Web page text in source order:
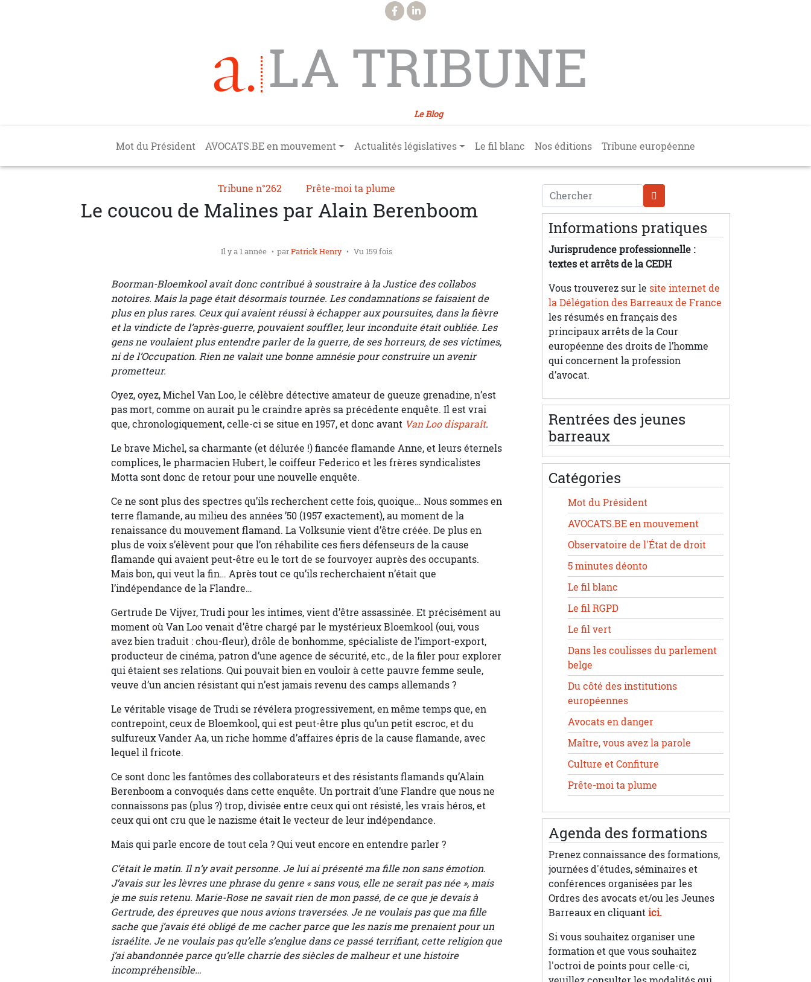
LA TRIBUNE
Le Blog
Main navigation
Mot du Président AVOCATS.BE en mouvement Actualités législatives Le fil blanc Nos éditions Tribune européenne
Tribune n°262 Prête-moi ta plume
Le coucou de Malines par Alain Berenboom
Il y a 1 année parPatrick Henry Vu 159 fois
Boorman-Bloemkool avait donc contribué à soustraire à la Justice des collabos
notoires. Mais la page était désormais tournée. Les condamnations se faisaient de
plus en plus rares. Ceux qui avaient réussi à échapper aux poursuites, dans la fièvre
et la vindicte de l’après-guerre, pouvaient souffler, leur inconduite était oubliée. Les
gens ne voulaient plus entendre parler de la guerre, de ses horreurs, de ses victimes,
ni de l’Occupation. Rien ne valait une bonne amnésie pour construire un avenir
prometteur.
Oyez, oyez, Michel Van Loo, le célèbre détective amateur de gueuze grenadine, n’est
pas mort, comme on aurait pu le craindre après sa précédente enquête. Il est vrai
que, chronologiquement, celle-ci se situe en 1957, et donc avant Van Loo disparaît.
Le brave Michel, sa charmante (et délurée !) fiancée flamande Anne, et leurs éternels
complices, le pharmacien Hubert, le coiffeur Federico et les frères syndicalistes
Motta sont donc de retour pour une nouvelle enquête.
Ce ne sont plus des spectres qu’ils recherchent cette fois, quoique… Nous sommes en
terre flamande, au milieu des années ’50 (1957 exactement), au moment de la
renaissance du mouvement flamand. La Volksunie vient d’être créée. De plus en
plus de voix s’élèvent pour que l’on réhabilite ces fiers défenseurs de la cause
flamande qui avaient peut-être eu le tort de se fourvoyer auprès des occupants.
Mais bon, qui veut la fin… Après tout ce qu’ils recherchaient n’était que
l’indépendance de la Flandre…
Gertrude De Vijver, Trudi pour les intimes, vient d’être assassinée. Et précisément au
moment où Van Loo venait d’être chargé par le mystérieux Bloemkool (oui, vous
avez bien traduit : chou-fleur), drôle de bonhomme, spécialiste de l’import-export,
producteur de cinéma, patron d’une agence de sécurité, etc., de la filer pour explorer
qui étaient ses relations. Qui pouvait bien en vouloir à cette pauvre femme seule,
veuve d’un ancien résistant qui n’est jamais revenu des camps allemands ?
Le véritable visage de Trudi se révélera progressivement, en même temps que, en
contrepoint, ceux de Bloemkool, qui est peut-être plus qu’un petit escroc, et du
sulfureux Vander Aa, un riche homme d’affaires épris de la cause flamande, avec
lequel il fricote.
Ce sont donc les fantômes des collaborateurs et des résistants flamands qu’Alain
Berenboom a convoqués dans cette enquête. Un portrait d’une Flandre que nous ne
connaissons pas (plus ?) trop, divisée entre ceux qui ont résisté, les vrais héros, et
ceux qui ont cru que le nazisme était le vecteur de leur indépendance.
Mais qui parle encore de tout cela ? Qui veut encore en entendre parler ?
C’était le matin. Il n’y avait personne. Je lui ai présenté ma fille non sans émotion.
J’avais sur les lèvres une phrase du genre « sans vous, elle ne serait pas née », mais
je me suis retenu. Marie-Rose ne savait rien de mon passé, de ce que je devais à
Gertrude, des épreuves que nous avions traversées. Je ne voulais pas que ma fille
sache que j’avais été obligé de me cacher parce que les nazis me prenaient pour un
israélite. Je ne voulais pas qu’elle s’englue dans ce passé terrifiant, cette religion que
j’ai abandonnée parce qu’elle charrie des siècles de malheur et une histoire
incompréhensible…
Chercher
Informations pratiques
Jurisprudence professionnelle :
textes et arrêts de la CEDH
Vous trouverez sur le site internet de
la Délégation des Barreaux de France
les résumés en français des
principaux arrêts de la Cour
européenne des droits de l’homme
qui concernent la profession
d’avocat.
Rentrées des jeunes
barreaux
Catégories
Mot du Président
AVOCATS.BE en mouvement
Observatoire de l'État de droit
5 minutes déonto
Le fil blanc
Le fil RGPD
Le fil vert
Dans les coulisses du parlement
belge
Du côté des institutions
européennes
Avocats en danger
Maître, vous avez la parole
Culture et Confiture
Prête-moi ta plume
Agenda des formations
Prenez connaissance des formations,
journées d'études, séminaires et
conférences organisées par les
Ordres des avocats et/ou les Jeunes
Barreaux en cliquantici.
Si vous souhaitez organiser une
formation et que vous souhaitez
l'octroi de points pour celle-ci,